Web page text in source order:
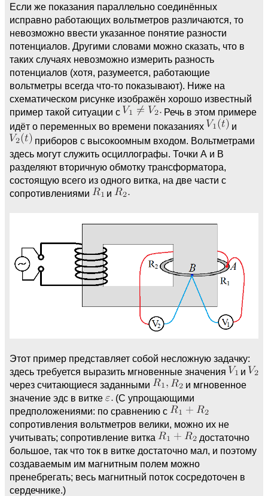
Если же показания параллельно соединённых
исправно работающих вольтметров различаются, то
невозможно ввести указанное понятие разности
потенциалов. Другими словами можно сказать, что в
таких случаях невозможно измерить разность
потенциалов (хотя, разумеется, работающие
вольтметры всегда что-то показывают). Ниже на
схематическом рисунке изображён хорошо известный
пример такой ситуации с
Речь в этом примере
идёт о переменных во времени показаниях
и
приборов с высокоомным входом. Вольтметрами
здесь могут служить осциллографы. Точки А и В
разделяют вторичную обмотку трансформатора,
состоящую всего из одного витка, на две части с
сопротивлениями
и
Этот пример представляет собой несложную задачку:
здесь требуется выразить мгновенные значения
и
через считающиеся заданными
и мгновенное
значение эдс в витке
(С упрощающими
предположениями: по сравнению с
сопротивления вольтметров велики, можно их не
учитывать; сопротивление витка
достаточно
большое, так что ток в витке достаточно мал, и поэтому
создаваемым им магнитным полем можно
пренебрегать; весь магнитный поток сосредоточен в
сердечнике.)